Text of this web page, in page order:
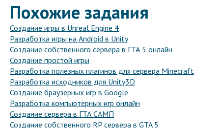
Похожие задания
Создание игры в Unreal Engine 4
Разработка игры на Android в Unity
Создание собственного сервера в ГТА 5 онлайн
Создание простой игры
Разработка полезных плагинов для сервера Minecraft
Разработка исходников для Unity3D
Создание браузерных игр в Google
Разработка компьютерных игр онлайн
Создание сервера в ГТА САМП
Создание собственного RP сервера в GTA 5